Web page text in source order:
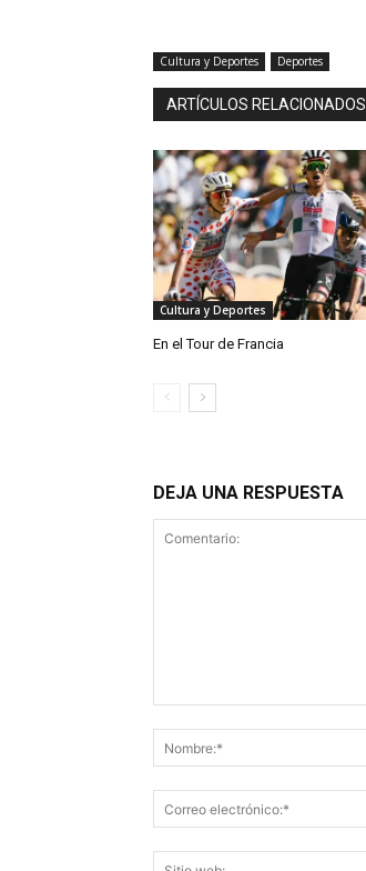
Cultura y Deportes Deportes
ARTÍCULOS RELACIONADOS
Cultura y Deportes
En el Tour de Francia
DEJA UNA RESPUESTA